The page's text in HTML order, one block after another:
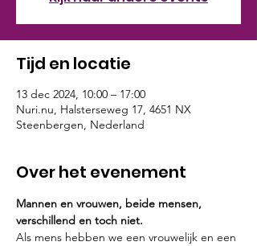
Tijd en locatie
13 dec 2024, 10:00 – 17:00
Nuri.nu, Halsterseweg 17, 4651 NX
Steenbergen, Nederland
Over het evenement
Mannen en vrouwen, beide mensen,
verschillend en toch niet.
Als mens hebben we een vrouwelijk en een